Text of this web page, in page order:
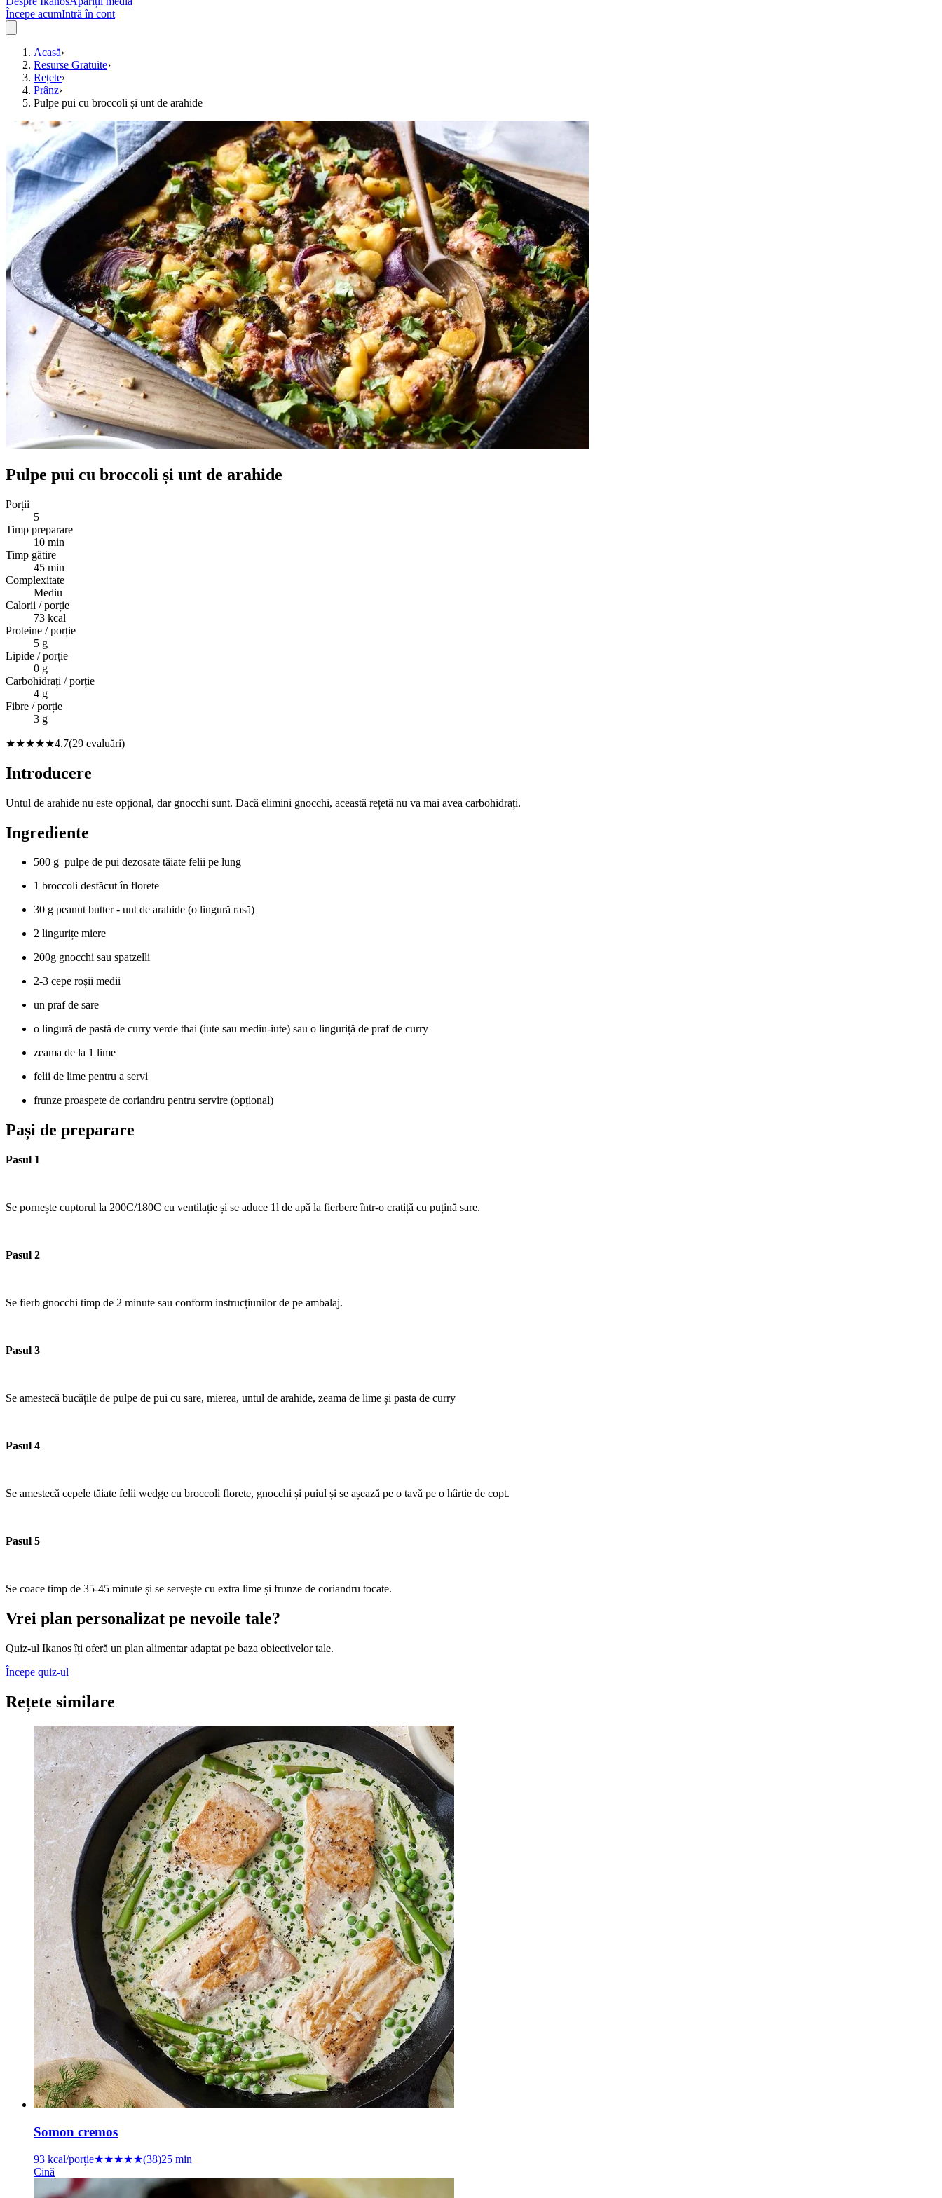
Începe acumIntră în cont
Acasă›
Resurse Gratuite›
Rețete›
Prânz›
Pulpe pui cu broccoli și unt de arahide
Pulpe pui cu broccoli și unt de arahide
Porții
5
Timp preparare
10 min
Timp gătire
45 min
Complexitate
Mediu
Calorii / porție
73 kcal
Proteine / porție
5 g
Lipide / porție
0 g
Carbohidrați / porție
4 g
Fibre / porție
3 g
★★★★★4.7(29 evaluări)
Introducere
Untul de arahide nu este opțional, dar gnocchi sunt. Dacă elimini gnocchi, această rețetă nu va mai avea carbohidrați.
Ingrediente
500 g pulpe de pui dezosate tăiate felii pe lung
1 broccoli desfăcut în florete
30 g peanut butter - unt de arahide (o lingură rasă)
2 lingurițe miere
200g gnocchi sau spatzelli
2-3 cepe roșii medii
un praf de sare
o lingură de pastă de curry verde thai (iute sau mediu-iute) sau o linguriță de praf de curry
zeama de la 1 lime
felii de lime pentru a servi
frunze proaspete de coriandru pentru servire (opțional)
Pași de preparare
Pasul 1
Se pornește cuptorul la 200C/180C cu ventilație și se aduce 1l de apă la fierbere într-o cratiță cu puțină sare.
Pasul 2
Se fierb gnocchi timp de 2 minute sau conform instrucțiunilor de pe ambalaj.
Pasul 3
Se amestecă bucățile de pulpe de pui cu sare, mierea, untul de arahide, zeama de lime și pasta de curry
Pasul 4
Se amestecă cepele tăiate felii wedge cu broccoli florete, gnocchi și puiul și se așează pe o tavă pe o hârtie de copt.
Pasul 5
Se coace timp de 35-45 minute și se servește cu extra lime și frunze de coriandru tocate.
Vrei plan personalizat pe nevoile tale?
Quiz-ul Ikanos îți oferă un plan alimentar adaptat pe baza obiectivelor tale.
Începe quiz-ul
Rețete similare
Somon cremos
93 kcal/porție★★★★★(38)25 min
Cină